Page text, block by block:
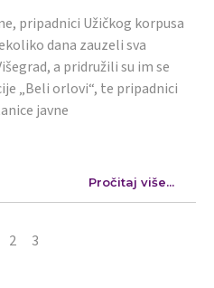
pripadnici Užičkog korpusa
dana zauzeli sva
a pridružili su im se
„Beli orlovi“, te pripadnici
javne
Pročitaj više...
2 3